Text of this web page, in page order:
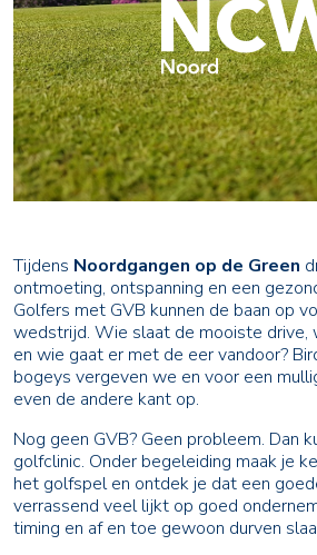
Tijdens Noordgangen op de Green
ontmoeting, ontspanning en een
Golfers met GVB kunnen de baan op
wedstrijd. Wie slaat de mooiste drive,
en wie gaat er met de eer vandoor?
bogeys vergeven we en voor een
even de andere kant op.
Nog geen GVB? Geen probleem. Dan
golfclinic. Onder begeleiding maak je
het golfspel en ontdek je dat een
verrassend veel lijkt op goed
timing en af en toe gewoon durven